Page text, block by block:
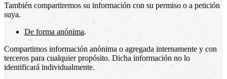
También compartiremos su información con su permiso o a petición
suya.
De forma anónima.
Compartimos información anónima o agregada internamente y con
terceros para cualquier propósito. Dicha información no lo
identificará individualmente.